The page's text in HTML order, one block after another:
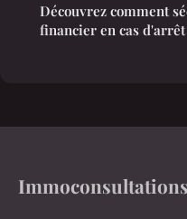
Découvrez comment
financier en cas